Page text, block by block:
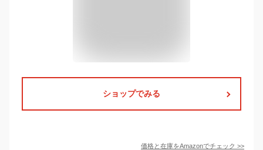
ショップでみる
価格と在庫をAmazonでチェック >>